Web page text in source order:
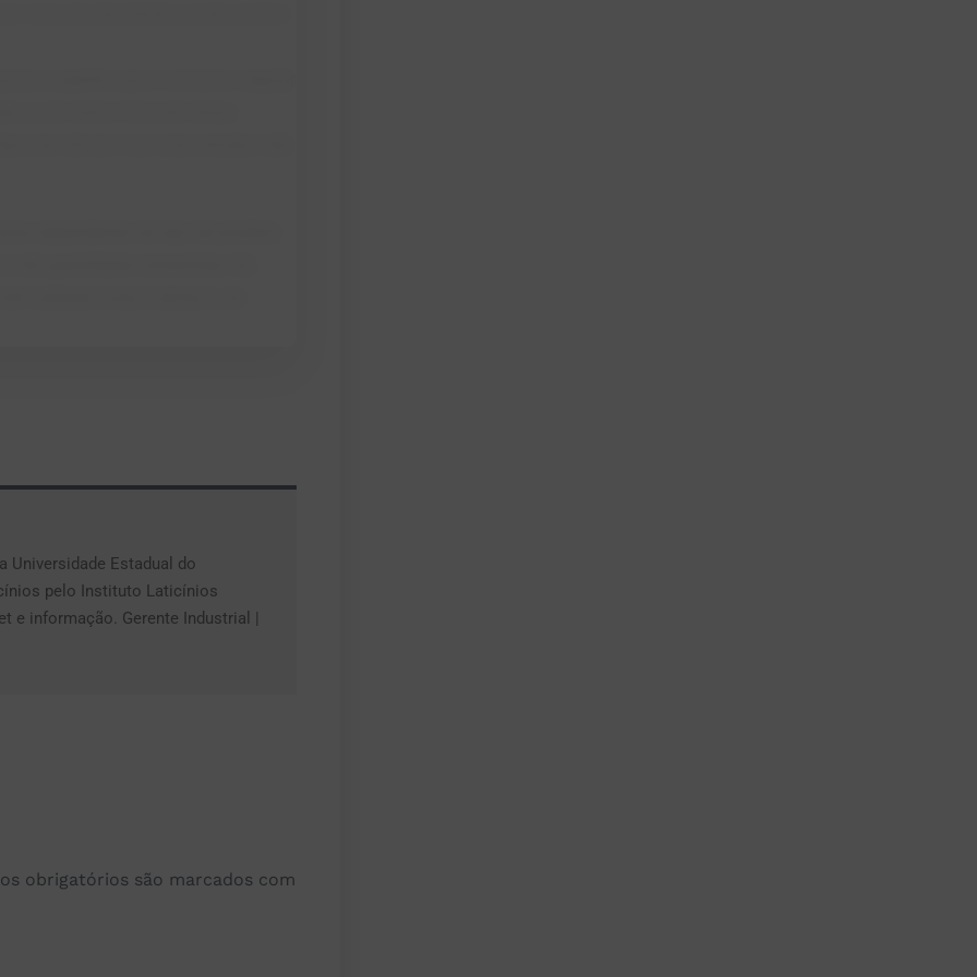
Universidade Estadual do
pelo Instituto Laticínios
e informação. Gerente Industrial |
obrigatórios são marcados com